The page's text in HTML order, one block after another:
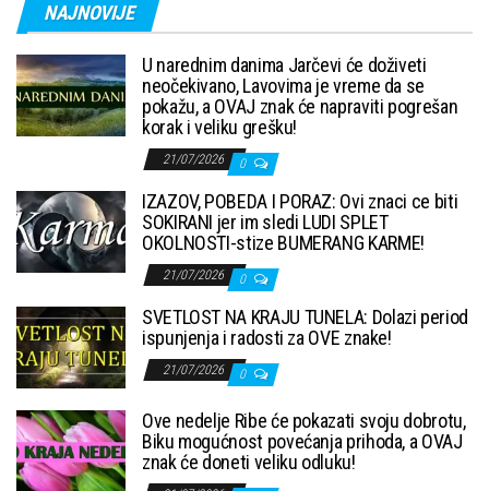
NAJNOVIJE
U narednim danima Jarčevi će doživeti
neočekivano, Lavovima je vreme da se
pokažu, a OVAJ znak će napraviti pogrešan
korak i veliku grešku!
21/07/2026 0
IZAZOV, POBEDA I PORAZ: Ovi znaci ce biti
SOKIRANI jer im sledi LUDI SPLET
OKOLNOSTI-stize BUMERANG KARME!
21/07/2026 0
SVETLOST NA KRAJU TUNELA: Dolazi period
ispunjenja i radosti za OVE znake!
21/07/2026 0
Ove nedelje Ribe će pokazati svoju dobrotu,
Biku mogućnost povećanja prihoda, a OVAJ
znak će doneti veliku odluku!